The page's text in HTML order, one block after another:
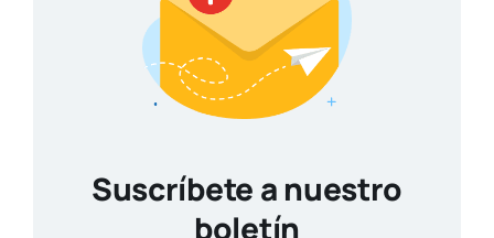
Suscríbete a nuestro
boletín